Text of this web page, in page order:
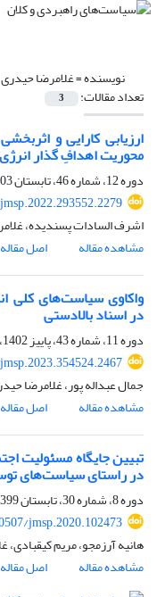
نویسنده =غلامرضا حیدری
تعداد مقالات: 3
ارزیابی کارایی و
محوریت اهدافِ گذار انرژی
دوره 12، شماره 46، تابستان 1403، صفحه
اشرف السادات پسندیده،
مشاهده مقاله
اصل مقاله
واکاوی سیاست‌های کلی
در اسناد بالادستی
دوره 11، شماره 43، پاییز 1402، صفحه
جمال عبداله پور، غلامرضا
مشاهده مقاله
اصل مقاله
تبیین جایگاه مسئولیت
در راستای سیاست‌های
دوره 8، شماره 30، تابستان 1399، صفحه
jmsp.2020.102473
هانیه آرزمجو، مریم
مشاهده مقاله
اصل مقاله